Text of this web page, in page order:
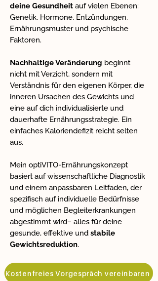
deine Gesundheit auf vielen Ebenen:
Genetik, Hormone, Entzündungen,
Ernährungsmuster und psychische
Faktoren.
Nachhaltige Veränderung beginnt
nicht mit Verzicht, sondern mit
Verständnis für den eigenen Körper, die
inneren Ursachen des Gewichts und
eine auf dich individualisierte und
dauerhafte Ernährungsstrategie. Ein
einfaches Kaloriendefizit reicht selten
aus.
Mein optiVITO-Ernährungskonzept
basiert auf wissenschaftliche Diagnostik
und einem anpassbaren Leitfaden, der
spezifisch auf individuelle Bedürfnisse
und möglichen Begleiterkrankungen
abgestimmt wird– alles für deine
gesunde, effektive und stabile
Gewichtsreduktion.
Kostenfreies Vorgespräch vereinbaren